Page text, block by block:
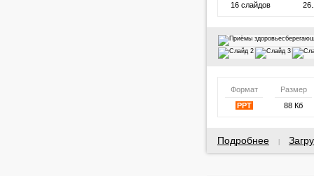
16 слайдов
Формат
Размер
PPT
88 Кб
Подробнее